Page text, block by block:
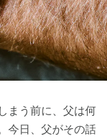
まう前に、父は何
今日、父がその話